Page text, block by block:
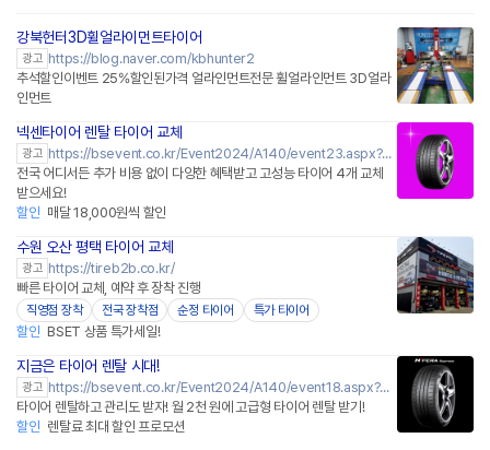
강북헌터3D휠얼라이먼트타이어
광고 https://blog.naver.com/kbhunter2
추석할인이벤트 25%할인된가격 얼라인먼트전문 휠얼라인먼트 3D얼라
인먼트
넥센타이어 렌탈 타이어 교체
광고
https://bsevent.co.kr/Event2024/A140/event23.aspx?me=key_naver
전국 어디서든 추가 비용 없이 다양한 혜택받고 고성능 타이어 4개 교체
받으세요!
할인 매달 18,000원씩 할인
수원 오산 평택 타이어 교체
광고 https://tireb2b.co.kr/
빠른 타이어 교체, 예약 후 장착 진행
직영점 장착 전국 장착점 순정 타이어 특가 타이어
할인 BSET 상품 특가세일!
지금은 타이어 렌탈 시대!
광고
https://bsevent.co.kr/Event2024/A140/event18.aspx?me=key_naver
타이어 렌탈하고 관리도 받자! 월 2천 원에 고급형 타이어 렌탈 받기!
할인 렌탈료 최대 할인 프로모션